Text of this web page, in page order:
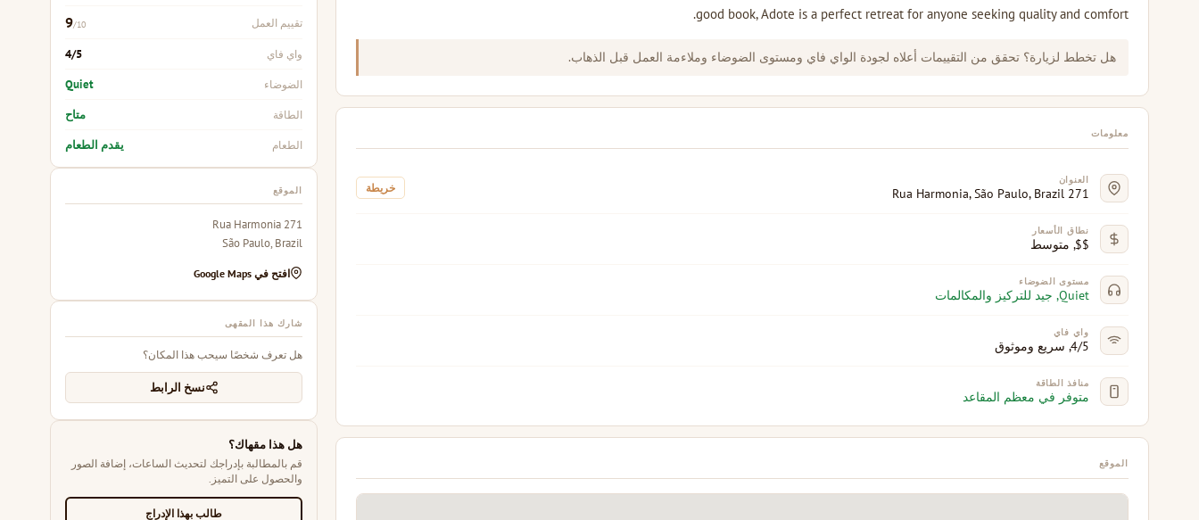
good book, Adote is a perfect retreat for anyone seeking quality and comfort.
هل تخطط لزيارة؟ تحقق من التقييمات أعلاه لجودة الواي فاي ومستوى الضوضاء وملاءمة العمل قبل الذهاب.
معلومات
العنوان
271 Rua Harmonia, São Paulo, Brazil خريطة
نطاق الأسعار
$$, متوسط
مستوى الضوضاء
Quiet, جيد للتركيز والمكالمات
واي فاي
4/5, سريع وموثوق
منافذ الطاقة
متوفر في معظم المقاعد
الموقع
تقييم العمل 9/10
واي فاي 4/5
الضوضاء Quiet
الطاقة متاح
الطعام يقدم الطعام
الموقع
271 Rua Harmonia
São Paulo, Brazil
افتح في Google Maps
شارك هذا المقهى
هل تعرف شخصًا سيحب هذا المكان؟
نسخ الرابط
هل هذا مقهاك؟
قم بالمطالبة بإدراجك لتحديث الساعات، إضافة الصور
والحصول على التميز.
طالب بهذا الإدراج